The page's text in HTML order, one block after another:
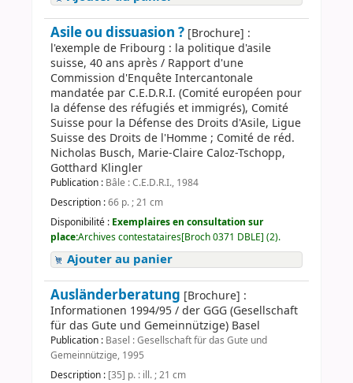
Asile ou dissuasion ? [Brochure] :
l'exemple de Fribourg : la politique d'asile
suisse, 40 ans après / Rapport d'une
Commission d'Enquête Intercantonale
mandatée par C.E.D.R.I. (Comité européen pour
la défense des réfugiés et immigrés), Comité
Suisse pour la Défense des Droits d'Asile, Ligue
Suisse des Droits de l'Homme ; Comité de réd.
Nicholas Busch, Marie-Claire Caloz-Tschopp,
Gotthard Klingler
Publication : Bâle : C.E.D.R.I., 1984
Description :66 p. ; 21 cm
Disponibilité : Exemplaires en consultation sur
place:Archives contestataires[Broch 0371 DBLE] (2).
Ajouter au panier
Ausländerberatung [Brochure] :
Informationen 1994/95 / der GGG (Gesellschaft
für das Gute und Gemeinnützige) Basel
Publication : Basel : Gesellschaft für das Gute und
Gemeinnützige, 1995
Description : [35] p. : ill. ; 21 cm